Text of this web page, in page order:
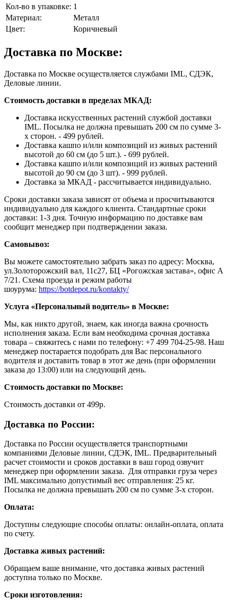
Кол-во в упаковке: 1
Материал:
Металл
Цвет:
Коричневый
Доставка по Москве:
Доставка по Москве осуществляется службами IML, СДЭК,
Деловые линии.
Стоимость доставки в пределах МКАД:
Доставка искусственных растений службой доставки
IML. Посылка не должна превышать 200 см по сумме 3-
х сторон. - 499 рублей.
Доставка кашпо и/или композиций из живых растений
высотой до 60 см (до 5 шт.). - 699 рублей.
Доставка кашпо и/или композиций из живых растений
высотой до 90 см (до 3 шт). - 999 рублей.
Доставка за МКАД - рассчитывается индивидуально.
Сроки доставки заказа зависят от объема и просчитываются
индивидуально для каждого клиента. Стандартные сроки
доставки: 1-3 дня. Точную информацию по доставке вам
сообщит менеджер при подтверждении заказа.
Самовывоз:
Вы можете самостоятельно забрать заказ по адресу: Москва,
ул.Золоторожский вал, 11с27, БЦ «Рогожская застава», офис А
7/21. Схема проезда и режим работы
шоурума: https://botdepot.ru/kontakty/
Услуга «Персональный водитель» в Москве:
Мы, как никто другой, знаем, как иногда важна срочность
исполнения заказа. Если вам необходима срочная доставка
товара – свяжитесь с нами по телефону: +7 499 704-25-98. Наш
менеджер постарается подобрать для Вас персонального
водителя и доставить товар в этот же день (при оформлении
заказа до 13:00) или на следующий день.
Стоимость доставки по Москве:
Cтоимость доставки от 499р.
Доставка по России:
Доставка по России осуществляется транспортными
компаниями Деловые линии, СДЭК, IML. Предварительный
расчет стоимости и сроков доставки в ваш город озвучит
менеджер при оформлении заказа. Для отправки груза через
IML максимально допустимый вес отправления: 25 кг.
Посылка не должна превышать 200 см по сумме 3-х сторон.
Оплата:
Доступны следующие способы оплаты: онлайн-оплата, оплата
по счету.
Доставка живых растений:
Обращаем ваше внимание, что доставка живых растений
доступна только по Москве.
Сроки изготовления: